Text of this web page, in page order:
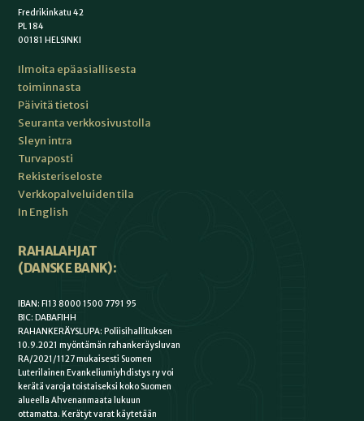
Fredrikinkatu 42
PL 184
00181 HELSINKI
Ilmoita epäasiallisesta
toiminnasta
Päivitä tietosi
Seuranta verkkosivustolla
Sleyn intra
Turvaposti
Rekisteriseloste
Verkkopalveluiden tila
In English
RAHALAHJAT
(DANSKE BANK):
IBAN: FI13 8000 1500 7791 95
BIC: DABAFIHH
RAHANKERÄYSLUPA: Poliisihallituksen
10.9.2021 myöntämän rahankeräysluvan
RA/2021/1127 mukaisesti Suomen
Luterilainen Evankeliumiyhdistys ry voi
kerätä varoja toistaiseksi koko Suomen
alueella Ahvenanmaata lukuun
ottamatta. Kerätyt varat käytetään